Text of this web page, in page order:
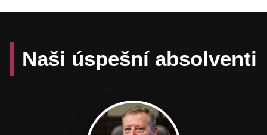
Naši úspešní absolventi